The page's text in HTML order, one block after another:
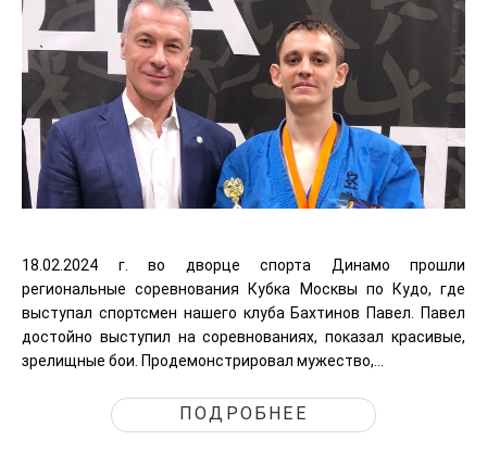
18.02.2024 г. во дворце спорта Динамо прошли
региональные соревнования Кубка Москвы по Кудо, где
выступал спортсмен нашего клуба Бахтинов Павел. Павел
достойно выступил на соревнованиях, показал красивые,
зрелищные бои. Продемонстрировал мужество,...
ПОДРОБНЕЕ